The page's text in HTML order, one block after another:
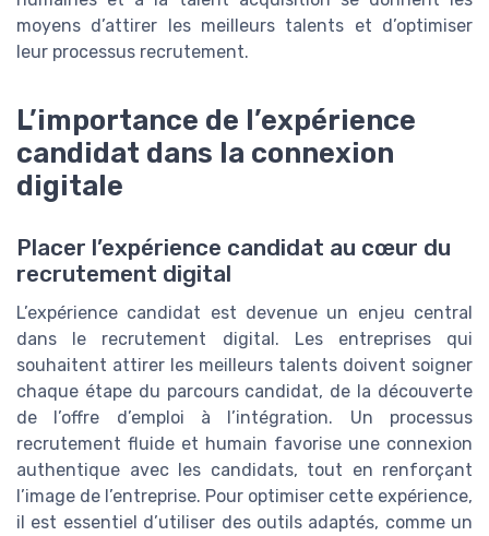
moyens d’attirer les meilleurs talents et d’optimiser
leur processus recrutement.
L’importance de l’expérience
candidat dans la connexion
digitale
Placer l’expérience candidat au cœur du
recrutement digital
L’expérience candidat est devenue un enjeu central
dans le recrutement digital. Les entreprises qui
souhaitent attirer les meilleurs talents doivent soigner
chaque étape du parcours candidat, de la découverte
de l’offre d’emploi à l’intégration. Un processus
recrutement fluide et humain favorise une connexion
authentique avec les candidats, tout en renforçant
l’image de l’entreprise. Pour optimiser cette expérience,
il est essentiel d’utiliser des outils adaptés, comme un